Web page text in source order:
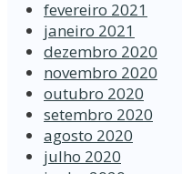
fevereiro 2021
janeiro 2021
dezembro 2020
novembro 2020
outubro 2020
setembro 2020
agosto 2020
julho 2020